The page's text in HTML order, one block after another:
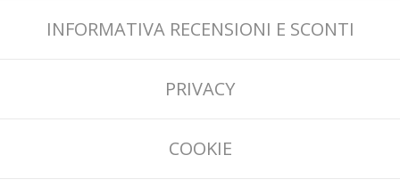
INFORMATIVA RECENSIONI E SCONTI
PRIVACY
COOKIE